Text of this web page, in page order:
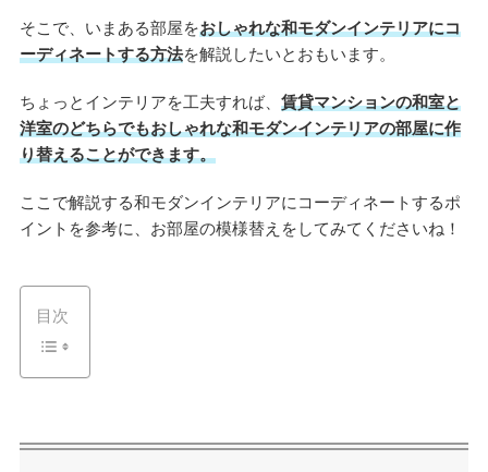
そこで、いまある部屋をおしゃれな和モダンインテリアにコ
ーディネートする方法を解説したいとおもいます。
ちょっとインテリアを工夫すれば、 賃貸マンションの和室と
洋室のどちらでもおしゃれな和モダンインテリアの部屋に作
り替えることができます。
ここで解説する和モダンインテリアにコーディネートするポ
イントを参考に、お部屋の模様替えをしてみてくださいね！
目次